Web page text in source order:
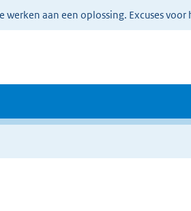
aan een oplossing. Excuses voor